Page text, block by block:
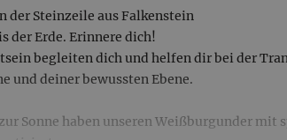
der Steinzeile aus Falkenstein
der Erde. Erinnere dich!
begleiten dich und helfen dir bei der
und deiner bewussten Ebene.
Sonne haben unseren Weißburgunder mit